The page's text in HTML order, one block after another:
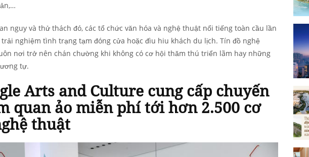
nguy và thử thách đó, các tổ chức văn hóa và nghệ thuật nổi tiếng toàn cầu lần
nghiệm tình trạng tạm đóng cửa hoặc đìu hiu khách du lịch. Tín đồ nghệ
nơi trở nên chán chường khi không có cơ hội thăm thú triển lãm hay những
tự.
Arts and Culture cung cấp chuyến
quan ảo miễn phí tới hơn 2.500 cơ
thuật